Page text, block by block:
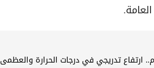
تدريجي في درجات الحرارة والعظمى 39